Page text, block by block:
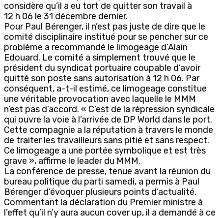
considère qu’il a eu tort de quitter son travail à
12 h 06 le 31 décembre dernier.
Pour Paul Bérenger, il n’est pas juste de dire que le
comité disciplinaire institué pour se pencher sur ce
problème a recommandé le limogeage d’Alain
Edouard. Le comité a simplement trouvé que le
président du syndicat portuaire coupable d’avoir
quitté son poste sans autorisation à 12 h 06. Par
conséquent, a-t-il estimé, ce limogeage constitue
une véritable provocation avec laquelle le MMM
n’est pas d’accord. « C’est de la répression syndicale
qui ouvre la voie à l’arrivée de DP World dans le port.
Cette compagnie a la réputation à travers le monde
de traiter les travailleurs sans pitié et sans respect.
Ce limogeage a une portée symbolique et est très
grave », affirme le leader du MMM.
La conférence de presse, tenue avant la réunion du
bureau politique du parti samedi, a permis à Paul
Bérenger d’évoquer plusieurs points d’actualité.
Commentant la déclaration du Premier ministre à
l’effet qu’il n’y aura aucun cover up, il a demandé à ce